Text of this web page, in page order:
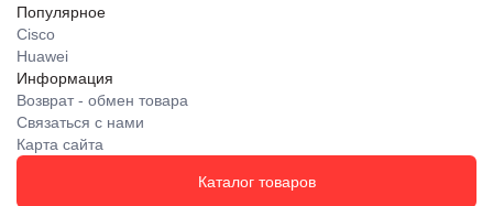
Популярное
Cisco
Huawei
Информация
Возврат - обмен товара
Связаться с нами
Карта сайта
Каталог товаров